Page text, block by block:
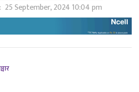
25 September, 2024 10:04 pm